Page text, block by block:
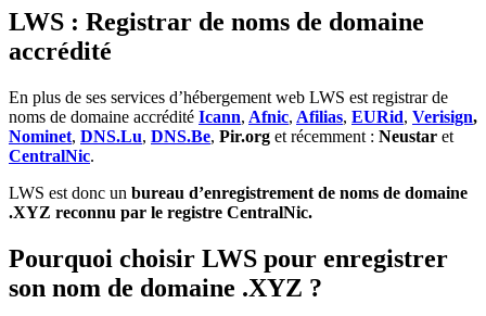
LWS : Registrar de noms de domaine
accrédité
En plus de ses services d’hébergement web LWS est registrar de
noms de domaine accrédité Icann, Afnic, Afilias, EURid, Verisign,
Nominet, DNS.Lu, DNS.Be, Pir.org et récemment : Neustar et
CentralNic.
LWS est donc un bureau d’enregistrement de noms de domaine
.XYZ reconnu par le registre CentralNic.
Pourquoi choisir LWS pour enregistrer
son nom de domaine .XYZ ?